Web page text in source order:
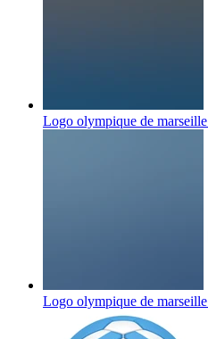
Logo olympique de marseille
Logo olympique de marseille